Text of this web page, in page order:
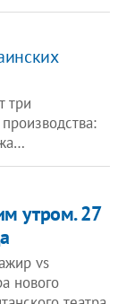
три
утром. 27
vs
нового